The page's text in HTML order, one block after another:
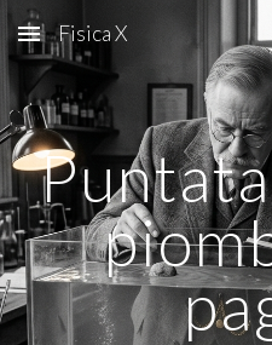
Skip to main content
Fisica X